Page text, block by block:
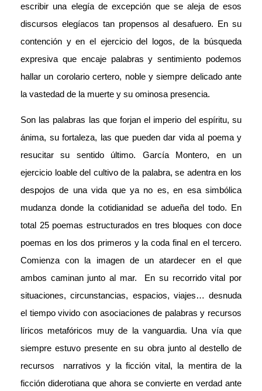
escribir una elegía de excepción que se aleja de esos
discursos elegíacos tan propensos al desafuero. En su
contención y en el ejercicio del logos, de la búsqueda
expresiva que encaje palabras y sentimiento podemos
hallar un corolario certero, noble y siempre delicado ante
la vastedad de la muerte y su ominosa presencia.
Son las palabras las que forjan el imperio del espíritu, su
ánima, su fortaleza, las que pueden dar vida al poema y
resucitar su sentido último. García Montero, en un
ejercicio loable del cultivo de la palabra, se adentra en los
despojos de una vida que ya no es, en esa simbólica
mudanza donde la cotidianidad se adueña del todo. En
total 25 poemas estructurados en tres bloques con doce
poemas en los dos primeros y la coda final en el tercero.
Comienza con la imagen de un atardecer en el que
ambos caminan junto al mar. En su recorrido vital por
situaciones, circunstancias, espacios, viajes… desnuda
el tiempo vivido con asociaciones de palabras y recursos
líricos metafóricos muy de la vanguardia. Una vía que
siempre estuvo presente en su obra junto al destello de
recursos narrativos y la ficción vital, la mentira de la
ficción diderotiana que ahora se convierte en verdad ante